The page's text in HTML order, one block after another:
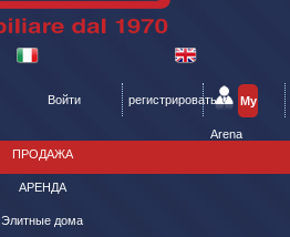
My
Arena
регистрироваться
Войти
ПРОДАЖА
АРЕНДА
Элитные дома